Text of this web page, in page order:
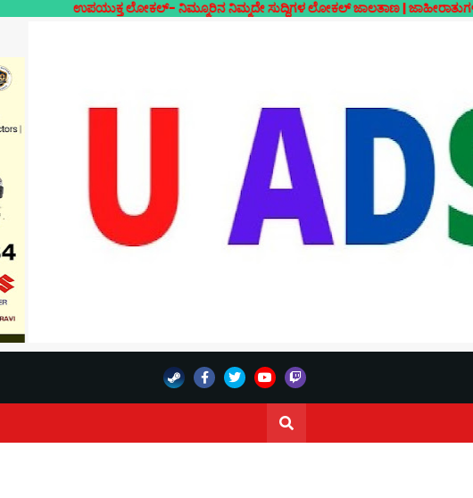
ಉಪಯುಕ್ತ ಲೋಕಲ್- ನಿಮ್ಮೂರಿನ ನಿಮ್ಮದೇ ಸುದ್ದಿಗಳ ಲೋಕಲ್ ಜಾಲತಾಣ | ಜಾಹೀರಾತುಗಳಿಗಾಗಿ